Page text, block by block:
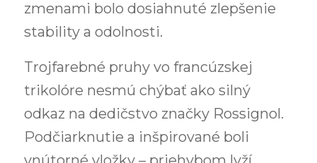
zmenami bolo dosiahnuté zlepšenie
stability a odolnosti.
Trojfarebné pruhy vo francúzskej
trikolóre nesmú chýbať ako silný
odkaz na dedičstvo značky Rossignol.
Podčiarknutie a inšpirované boli